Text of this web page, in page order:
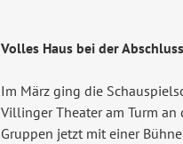
Volles Haus bei der
Im März ging die
Villinger Theater am Turm
Gruppen jetzt mit einer